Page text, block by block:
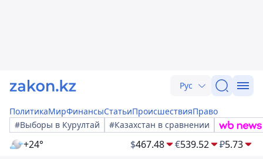
Рус
ПолитикаМирФинансыСтатьиПроисшествияПраво
#Выборы в Курултай
#Казахстан в сравнении
+24° $467.48 €539.52 ₽5.73